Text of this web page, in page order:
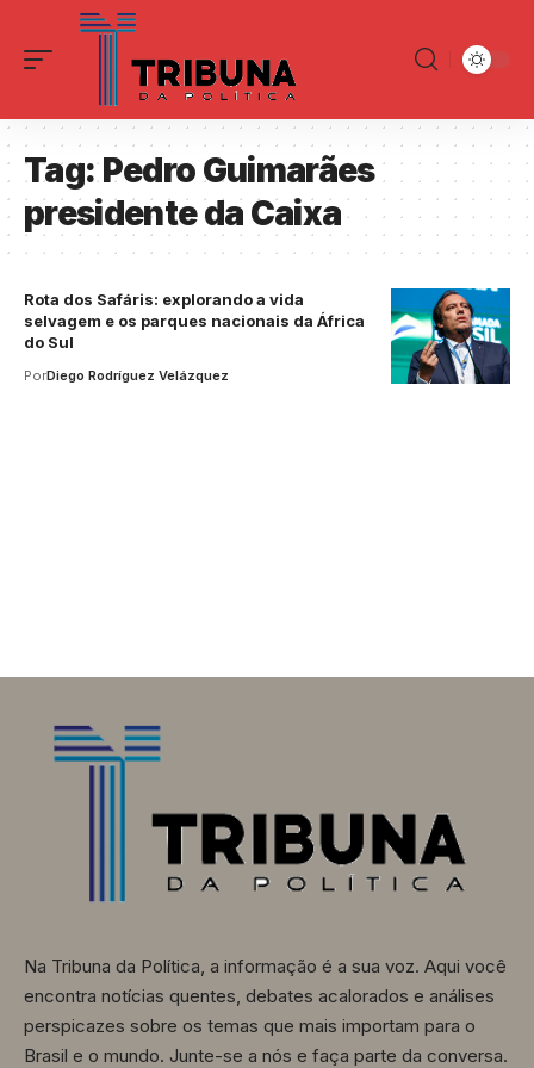
Tag:Pedro Guimarães
presidente da Caixa
Rota dos Safáris: explorando a vida
selvagem e os parques nacionais da África
do Sul
PorDiego Rodríguez Velázquez
Na Tribuna da Política, a informação é a sua voz. Aqui você
encontra notícias quentes, debates acalorados e análises
perspicazes sobre os temas que mais importam para o
Brasil e o mundo. Junte-se a nós e faça parte da conversa.